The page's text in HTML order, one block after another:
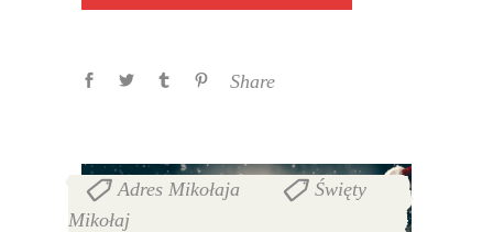
Share
Adres Mikołaja
Święty
Mikołaj